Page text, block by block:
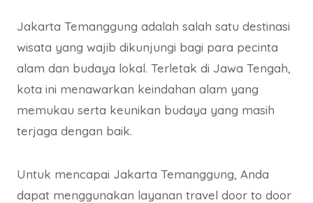
Jakarta Temanggung adalah salah satu destinasi
wisata yang wajib dikunjungi bagi para pecinta
alam dan budaya lokal. Terletak di Jawa Tengah,
kota ini menawarkan keindahan alam yang
memukau serta keunikan budaya yang masih
terjaga dengan baik.
Untuk mencapai Jakarta Temanggung, Anda
dapat menggunakan layanan travel door to door